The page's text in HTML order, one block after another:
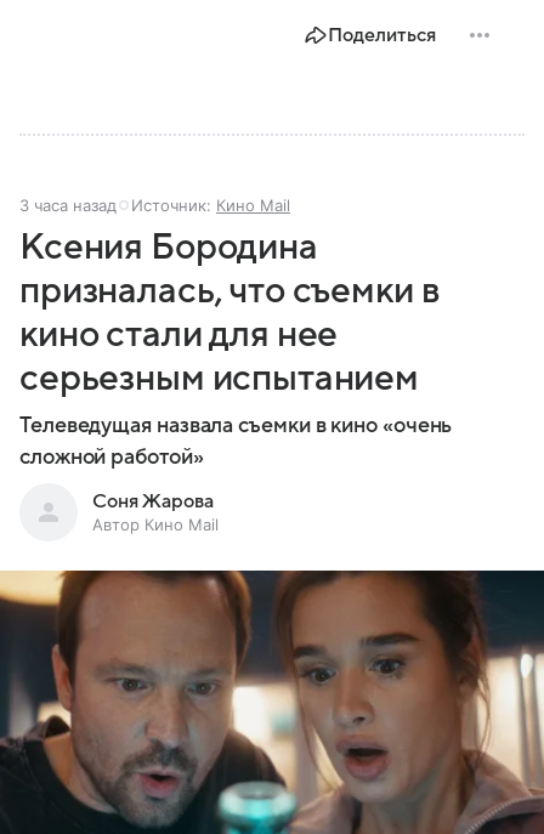
Поделиться
3 часа назад Источник: Кино Mail
Ксения Бородина
призналась, что съемки в
кино стали для нее
серьезным испытанием
Телеведущая назвала съемки в кино «очень
сложной работой»
Соня Жарова
Автор Кино Mail